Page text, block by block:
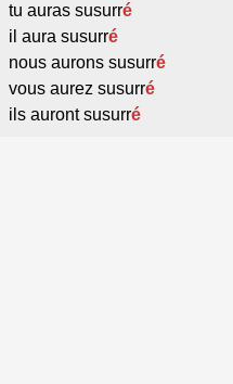
tu auras susurré
il aura susurré
nous aurons susurré
vous aurez susurré
ils auront susurré